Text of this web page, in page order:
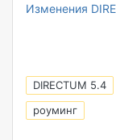
Изменения
DIRECTUM 5.4
роуминг